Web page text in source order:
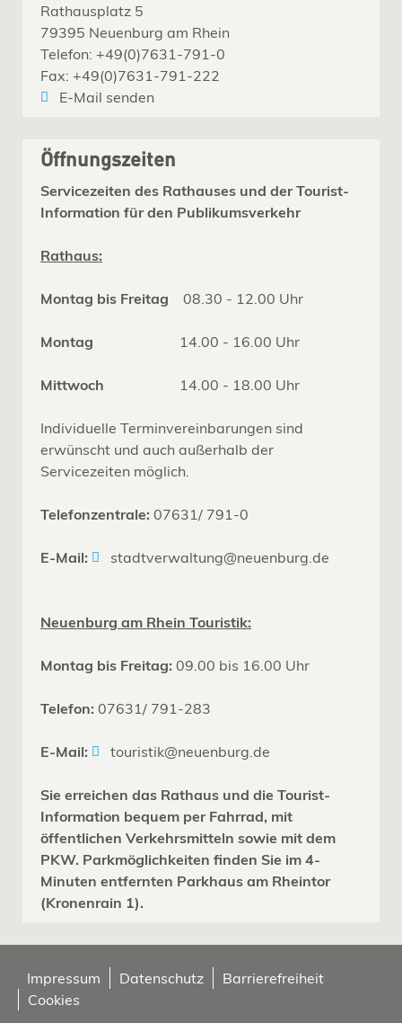
Rathausplatz 5
79395 Neuenburg am Rhein
Telefon: +49(0)7631-791-0
Fax: +49(0)7631-791-222
E-Mail senden
Öffnungszeiten
Servicezeiten des Rathauses und der Tourist-
Information für den Publikumsverkehr
Rathaus:
Montag bis Freitag 08.30 - 12.00 Uhr
Montag 14.00 - 16.00 Uhr
Mittwoch 14.00 - 18.00 Uhr
Individuelle Terminvereinbarungen sind
erwünscht und auch außerhalb der
Servicezeiten möglich.
Telefonzentrale: 07631/ 791-0
E-Mail: stadtverwaltung@neuenburg.de
Neuenburg am Rhein Touristik:
Montag bis Freitag: 09.00 bis 16.00 Uhr
Telefon: 07631/ 791-283
E-Mail: touristik@neuenburg.de
Sie erreichen das Rathaus und die Tourist-
Information bequem per Fahrrad, mit
öffentlichen Verkehrsmitteln sowie mit dem
PKW. Parkmöglichkeiten finden Sie im 4-
Minuten entfernten Parkhaus am Rheintor
(Kronenrain 1).
Impressum Datenschutz
Barrierefreiheit
Cookies